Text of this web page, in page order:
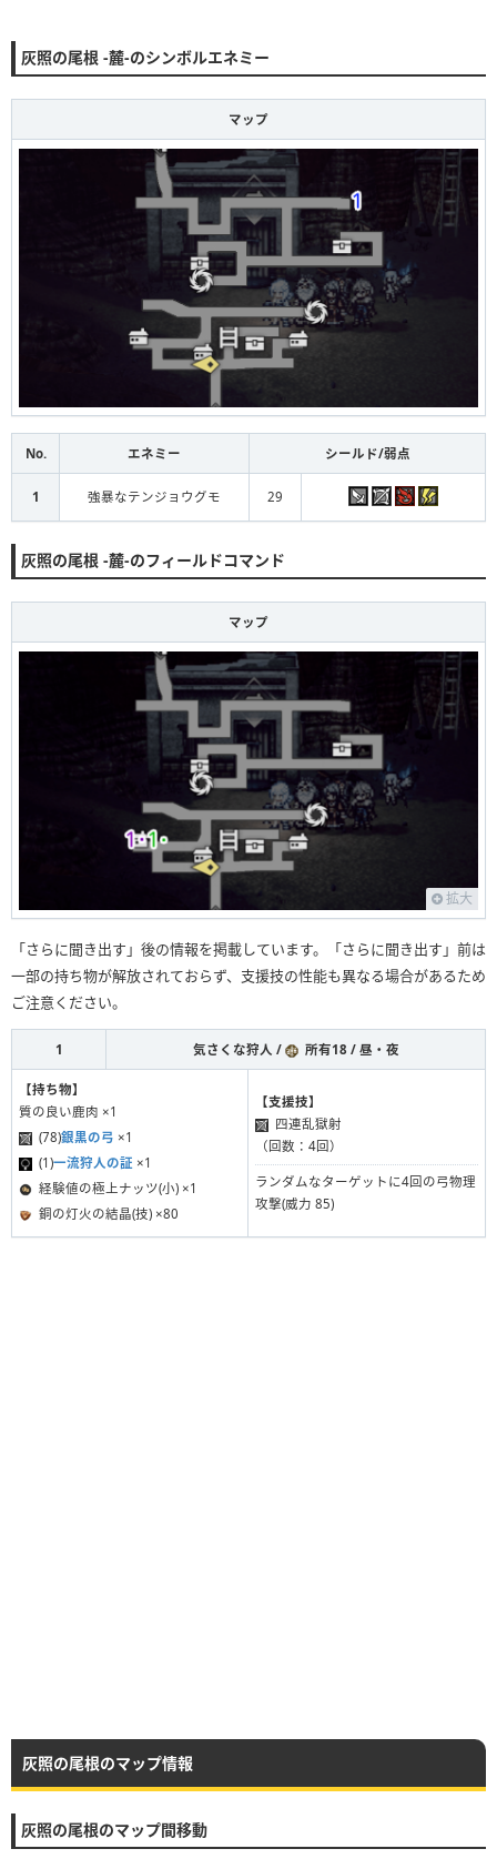
灰照の尾根 -麓-のシンボルエネミー
マップ
No. エネミー シールド/弱点
1 強暴なテンジョウグモ 29
灰照の尾根 -麓-のフィールドコマンド
マップ
拡大
「さらに聞き出す」後の情報を掲載しています。「さらに聞き出す」前は
一部の持ち物が解放されておらず、支援技の性能も異なる場合があるため
ご注意ください。
1 気さくな狩人 / 所有18 / 昼・夜
【持ち物】
質の良い鹿肉 ×1
(78)銀黒の弓 ×1
(1)一流狩人の証 ×1
経験値の極上ナッツ(小) ×1
銅の灯火の結晶(技) ×80
【支援技】
四連乱獄射
（回数：4回）
ランダムなターゲットに4回の弓物理
攻撃(威力 85)
灰照の尾根のマップ情報
灰照の尾根のマップ間移動